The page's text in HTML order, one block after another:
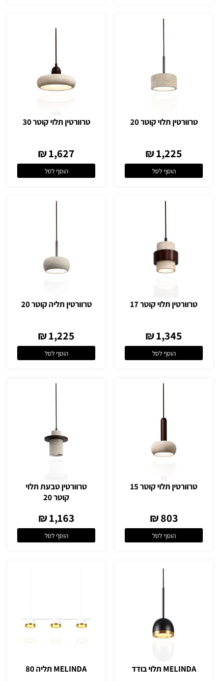
טרוורטין תלוי קוטר 20
1,225 ₪
הוסף לסל
טרוורטין תלוי קוטר 30
1,627 ₪
הוסף לסל
טרוורטין תלוי קוטר 17
1,345 ₪
הוסף לסל
טרוורטין תליה קוטר 20
1,225 ₪
הוסף לסל
טרוורטין תלוי קוטר 15
803 ₪
הוסף לסל
טרוורטין טבעת תלוי
קוטר 20
1,163 ₪
הוסף לסל
MELINDA תלוי בודד MELINDA תליה 80